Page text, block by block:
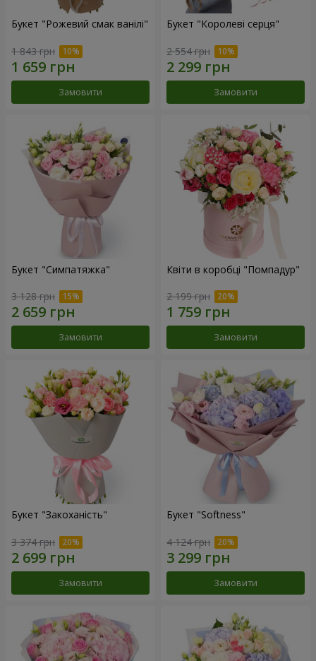
Букет "Рожевий смак ванілі"
1 843 грн
Замовити
Букет "Королеві серця"
2 554 грн
Замовити
Букет "Симпатяжка"
3 128 грн
Замовити
Квіти в коробці "Помпадур"
2 199 грн
Замовити
Букет "Закоханість"
3 374 грн
Замовити
Букет "Softness"
4 124 грн
Замовити